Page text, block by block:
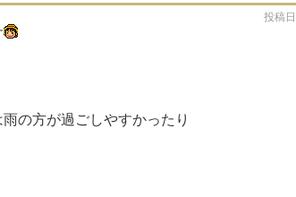
投稿
の方が過ごしやすかったり